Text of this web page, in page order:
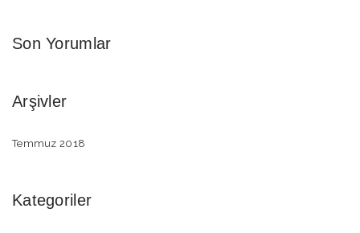
Son Yorumlar
Arşivler
Temmuz 2018
Kategoriler